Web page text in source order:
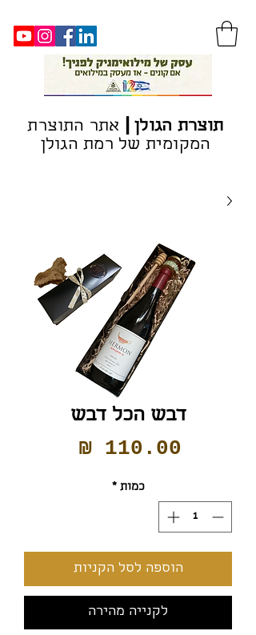
תוצרת הגולן
אתר התוצרת
המקומית של רמת הגולן
דבש הכל דבש
מחיר
כמות *
הוספה לסל הקניות
לקנייה מהירה